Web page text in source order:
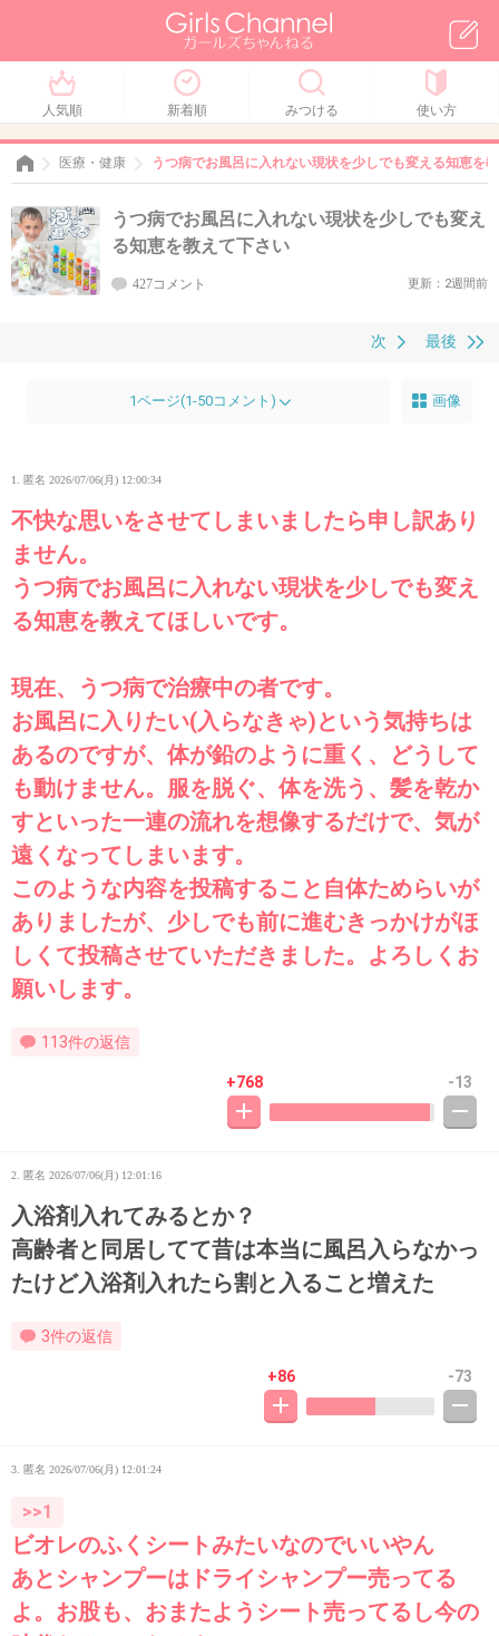
人気順 新着順 みつける 使い方
医療・健康 うつ病でお風呂に入れない現状を少しでも変える知恵を
うつ病でお風呂に入れない現状を少しでも変え
る知恵を教えて下さい
427コメント 更新：2週間前
最後
次
1ページ(1-50コメント) 画像
1. 匿名 2026/07/06(月) 12:00:34
不快な思いをさせてしまいましたら申し訳あり
ません。
うつ病でお風呂に入れない現状を少しでも変え
る知恵を教えてほしいです。
現在、うつ病で治療中の者です。
お風呂に入りたい(入らなきゃ)という気持ちは
あるのですが、体が鉛のように重く、どうして
も動けません。服を脱ぐ、体を洗う、髪を乾か
すといった一連の流れを想像するだけで、気が
遠くなってしまいます。
このような内容を投稿すること自体ためらいが
ありましたが、少しでも前に進むきっかけがほ
しくて投稿させていただきました。よろしくお
願いします。
113件の返信
+768 -13
2. 匿名 2026/07/06(月) 12:01:16
入浴剤入れてみるとか？
高齢者と同居してて昔は本当に風呂入らなかっ
たけど入浴剤入れたら割と入ること増えた
3件の返信
+86 -73
3. 匿名 2026/07/06(月) 12:01:24
>>1
ビオレのふくシートみたいなのでいいやん
あとシャンプーはドライシャンプー売ってる
よ。お股も、おまたようシート売ってるし今の